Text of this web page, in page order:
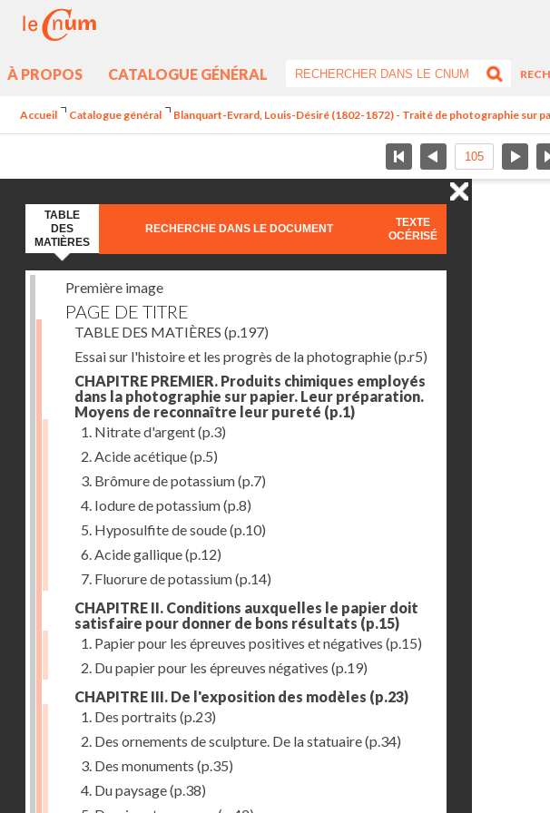
À PROPOS CATALOGUE GÉNÉRAL
Accueil Catalogue général Blanquart-Evrard, Louis-Désiré (1802-1872) - Traité de photographie sur
TABLE
DES
MATIÈRES
RECHERCHE DANS LE DOCUMENT
TEXTE
OCÉRISÉ
Première image
PAGE DE TITRE
TABLE DES MATIÈRES (p.197)
Essai sur l'histoire et les progrès de la photographie(p.r5)
CHAPITRE PREMIER. Produits chimiques employés
dans la photographie sur papier. Leur préparation.
Moyens de reconnaître leur pureté (p.1)
1. Nitrate d'argent(p.3)
2. Acide acétique(p.5)
3. Brômure de potassium(p.7)
4. Iodure de potassium(p.8)
5. Hyposulfite de soude(p.10)
6. Acide gallique(p.12)
7. Fluorure de potassium(p.14)
CHAPITRE II. Conditions auxquelles le papier doit
satisfaire pour donner de bons résultats (p.15)
1. Papier pour les épreuves positives et négatives (p.15)
2. Du papier pour les épreuves négatives (p.19)
CHAPITRE III. De l'exposition des modèles (p.23)
1. Des portraits (p.23)
2. Des ornements de sculpture. De la statuaire(p.34)
3. Des monuments (p.35)
4. Du paysage(p.38)